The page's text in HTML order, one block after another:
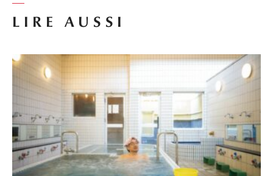
LIRE AUSSI